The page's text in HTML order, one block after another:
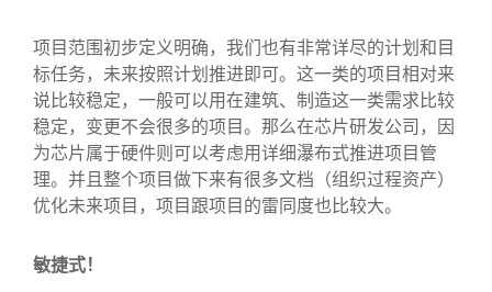
项目范围初步定义明确，我们也有非常详尽的计划和目
标任务，未来按照计划推进即可。这一类的项目相对来
说比较稳定，一般可以用在建筑、制造这一类需求比较
稳定，变更不会很多的项目。那么在芯片研发公司，因
为芯片属于硬件则可以考虑用详细瀑布式推进项目管
理。并且整个项目做下来有很多文档（组织过程资产）
优化未来项目，项目跟项目的雷同度也比较大。
敏捷式！